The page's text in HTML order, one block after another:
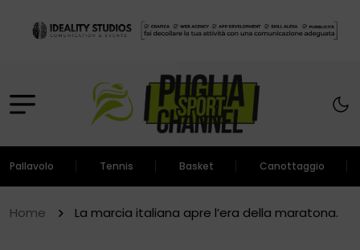
Pallavolo Tennis Basket Canottaggio
Home La marcia italiana apre l’era della maratona.